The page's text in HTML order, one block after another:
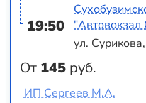
19:50
От 145 руб.
"Автовокзал
ул.
ИП Сергеев М.А.